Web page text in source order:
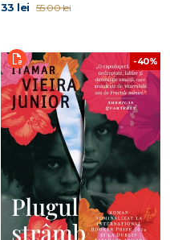
33 lei 55.00 lei
-40%